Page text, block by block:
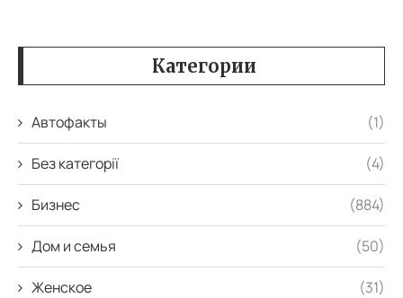
Категории
Автофакты (1)
Без категорії (4)
Бизнес (884)
Дом и семья (50)
Женское (31)